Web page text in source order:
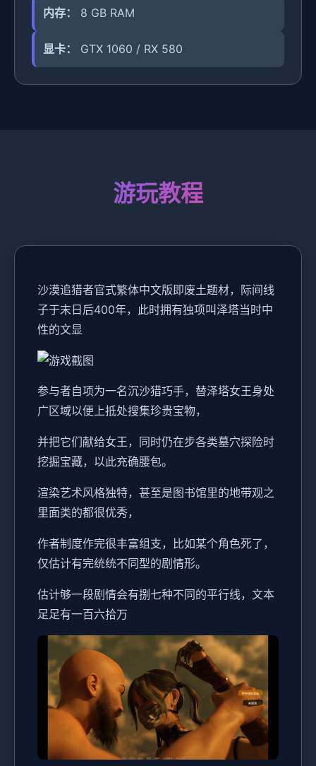
内存： 8 GB RAM
显卡： GTX 1060 / RX 580
游玩教程
沙漠追猎者官式繁体中文版即废土题材，际间线
子于末日后400年，此时拥有独项叫泽塔当时中
性的文显
参与者自项为一名沉沙猎巧手，替泽塔女王身处
广区域以便上抵处搜集珍贵宝物，
并把它们献给女王，同时仍在步各类墓穴探险时
挖掘宝藏，以此充确腰包。
渲染艺术风格独特，甚至是图书馆里的地带观之
里面类的都很优秀，
作者制度作完很丰富组支，比如某个角色死了，
仅估计有完统统不同型的剧情形。
估计够一段剧情会有捌七种不同的平行线，文本
足足有一百六拾万